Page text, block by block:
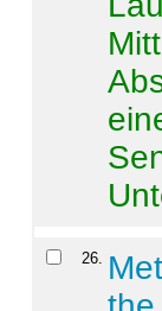
26.